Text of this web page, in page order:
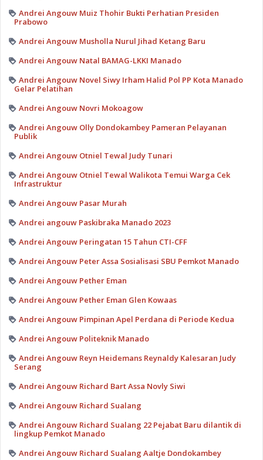
Andrei Angouw Muiz Thohir Bukti Perhatian Presiden
Prabowo
Andrei Angouw Musholla Nurul Jihad Ketang Baru
Andrei Angouw Natal BAMAG-LKKI Manado
Andrei Angouw Novel Siwy Irham Halid Pol PP Kota Manado
Gelar Pelatihan
Andrei Angouw Novri Mokoagow
Andrei Angouw Olly Dondokambey Pameran Pelayanan
Publik
Andrei Angouw Otniel Tewal Judy Tunari
Andrei Angouw Otniel Tewal Walikota Temui Warga Cek
Infrastruktur
Andrei Angouw Pasar Murah
Andrei angouw Paskibraka Manado 2023
Andrei Angouw Peringatan 15 Tahun CTI-CFF
Andrei Angouw Peter Assa Sosialisasi SBU Pemkot Manado
Andrei Angouw Pether Eman
Andrei Angouw Pether Eman Glen Kowaas
Andrei Angouw Pimpinan Apel Perdana di Periode Kedua
Andrei Angouw Politeknik Manado
Andrei Angouw Reyn Heidemans Reynaldy Kalesaran Judy
Serang
Andrei Angouw Richard Bart Assa Novly Siwi
Andrei Angouw Richard Sualang
Andrei Angouw Richard Sualang 22 Pejabat Baru dilantik di
lingkup Pemkot Manado
Andrei Angouw Richard Sualang Aaltje Dondokambey